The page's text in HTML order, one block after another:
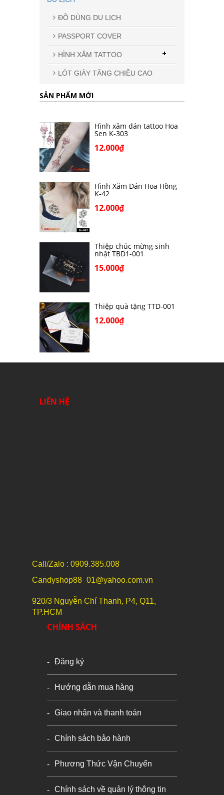
ĐỒ DÙNG DU LỊCH
PASSPORT COVER
HÌNH XĂM TATTOO +
LÓT GIÀY TĂNG CHIỀU CAO
SẢN PHẨM MỚI
Hình xăm dán tattoo Hoa
Sen K-303
12.000₫
Hình Xăm Dán Hoa Hồng
K-42
12.000₫
Thiệp chúc mừng sinh
nhật TBD1-001
15.000₫
Thiệp quà tặng TTD-001
12.000₫
LIÊN HỆ
Call/Zalo : 0909.385.008
Candyshop88_01@yahoo.com.vn
920/3 Nguyễn Chí Thanh, P4, Q11,
TP.HCM
CHÍNH SÁCH
Đăng ký
Hướng dẫn mua hàng
Giao nhận và thanh toán
Chính sách bảo hành
Phương Thức Vận Chuyển
Chính sách về quản lý thông tin